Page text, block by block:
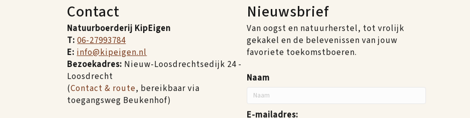
Contact
Natuurboerderij KipEigen
T: 06-27993784
E: info@kipeigen.nl
Bezoekadres: Nieuw-Loosdrechtsedijk 24 -
Loosdrecht
(Contact & route, bereikbaar via
toegangsweg Beukenhof)
Nieuwsbrief
Van oogst en natuurherstel, tot vrolijk
gekakel en de belevenissen van jouw
favoriete toekomstboeren.
Naam
E-mailadres: